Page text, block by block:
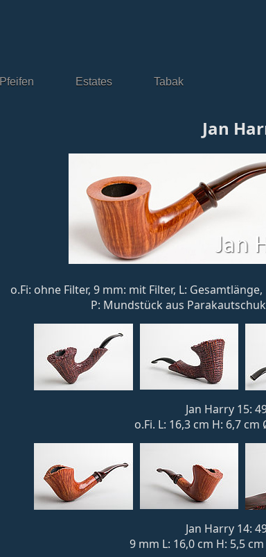
Pfeifen Estates Tabak
Jan
o.Fi: ohne Filter, 9 mm: mit Filter, L:
P: Mundstück aus
Jan Harry 15:
o.Fi. L: 16,3 cm H: 6,7 cm
Jan Harry 14:
9 mm L: 16,0 cm H: 5,5